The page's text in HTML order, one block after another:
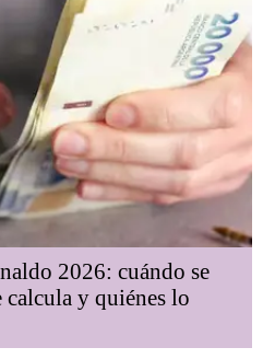
2026: cuándo se
calcula y quiénes lo